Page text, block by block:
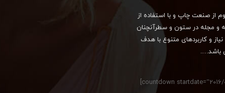
از صنعت چاپ و با استفاده از
و مجله در ستون و سطرآنچنان
و کاربردهای متنوع با هدف
باشد….